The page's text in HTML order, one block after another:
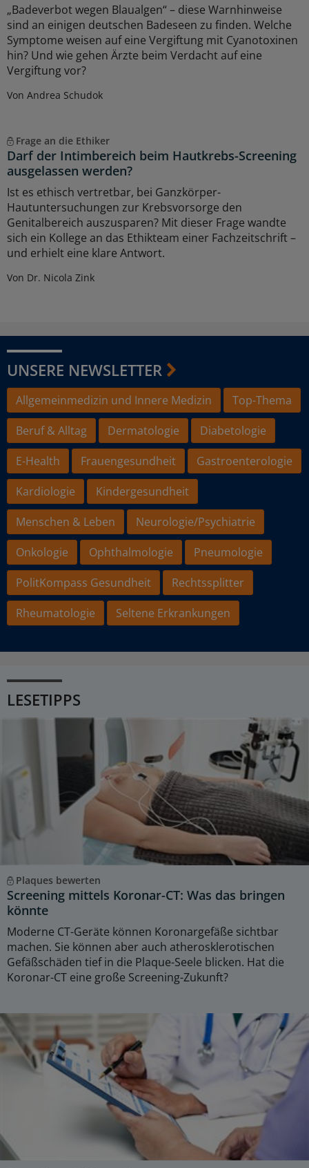
„Badeverbot wegen Blaualgen“ – diese Warnhinweise
sind an einigen deutschen Badeseen zu finden. Welche
Symptome weisen auf eine Vergiftung mit Cyanotoxinen
hin? Und wie gehen Ärzte beim Verdacht auf eine
Vergiftung vor?
Von Andrea Schudok
Frage an die Ethiker
Darf der Intimbereich beim Hautkrebs-Screening
ausgelassen werden?
Ist es ethisch vertretbar, bei Ganzkörper-
Hautuntersuchungen zur Krebsvorsorge den
Genitalbereich auszusparen? Mit dieser Frage wandte
sich ein Kollege an das Ethikteam einer Fachzeitschrift –
und erhielt eine klare Antwort.
Von Dr. Nicola Zink
UNSERE NEWSLETTER
Allgemeinmedizin und Innere Medizin
Top-Thema
Beruf & Alltag
Dermatologie
Diabetologie
E-Health
Frauengesundheit
Gastroenterologie
Kardiologie
Kindergesundheit
Menschen & Leben
Neurologie/Psychiatrie
Onkologie
Ophthalmologie
Pneumologie
PolitKompass Gesundheit
Rechtssplitter
Rheumatologie
Seltene Erkrankungen
LESETIPPS
Plaques bewerten
Screening mittels Koronar-CT: Was das bringen
könnte
Moderne CT-Geräte können Koronargefäße sichtbar
machen. Sie können aber auch atherosklerotischen
Gefäßschäden tief in die Plaque-Seele blicken. Hat die
Koronar-CT eine große Screening-Zukunft?